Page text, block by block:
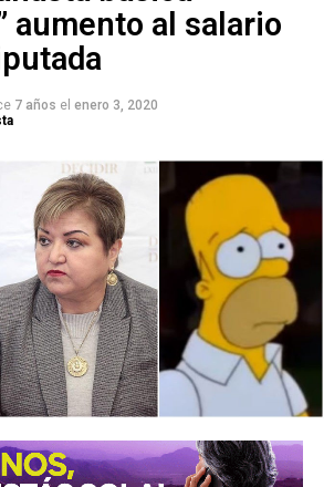
aumento al salario
7 años el enero 3, 2020